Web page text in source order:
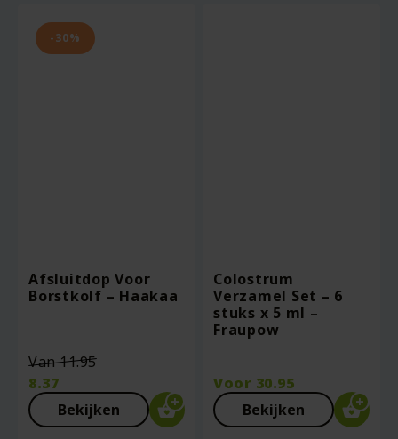
-30%
Afsluitdop Voor
Borstkolf – Haakaa
Van11.95Oorspronkelijke
was:
€11.95.
8.37
Huidige
prijsBekijken
Colostrum
Verzamel Set – 6
stuks x 5 ml –
Fraupow
Voor 30.95
Bekijken